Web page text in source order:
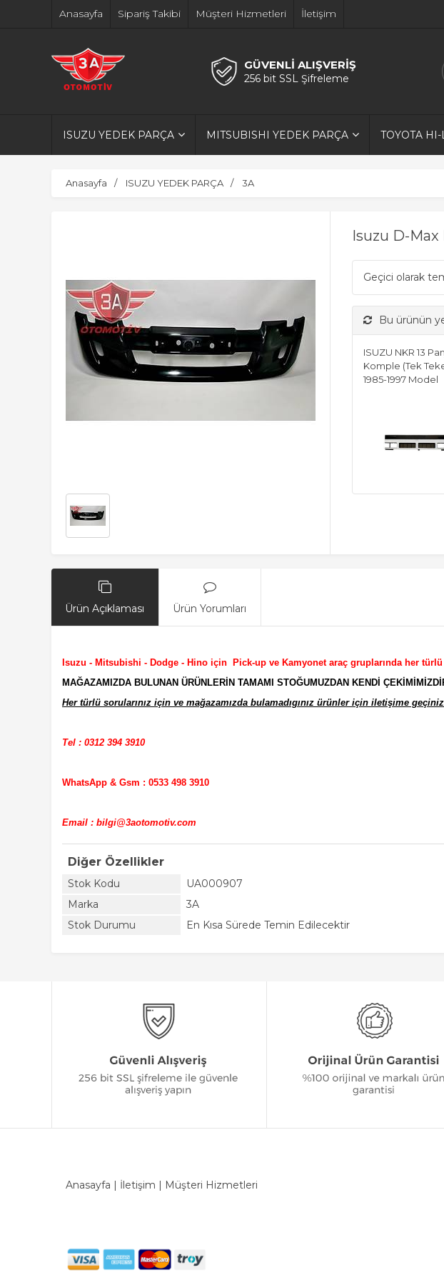
Anasayfa Sipariş Takibi Müşteri Hizmetleri İletişim
GÜVENLİ ALIŞVERİŞ
256 bit SSL Şifreleme
ISUZU YEDEK PARÇA MITSUBISHI YEDEK PARÇA TOYOTA
Anasayfa ISUZU YEDEK PARÇA 3A
Isuzu D-Max
Geçici olarak
Bu ürünün
ISUZU NKR 13
Komple (Tek
1985-1997 Model
Ürün Açıklaması Ürün Yorumları
Isuzu - Mitsubishi - Dodge - Hino için Pick-up ve Kamyonet araç gruplarında her
MAĞAZAMIZDA BULUNAN ÜRÜNLERİN TAMAMI STOĞUMUZDAN KENDİ
Her türlü sorularınız için ve mağazamızda bulamadıgınız ürünler için iletişime
Tel : 0312 394 3910
WhatsApp & Gsm : 0533 498 3910
Email : bilgi@3aotomotiv.com
Diğer Özellikler
Stok Kodu
UA000907
Marka
3A
Stok Durumu
En Kısa Sürede Temin Edilecektir
Anasayfa | İletişim | Müşteri Hizmetleri